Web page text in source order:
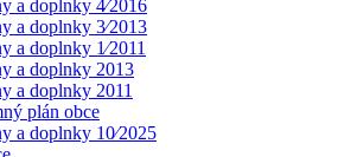
a doplnky 4⁄2016
a doplnky 3⁄2013
a doplnky 1⁄2011
a doplnky 2013
a doplnky 2011
plán obce
a doplnky 10⁄2025